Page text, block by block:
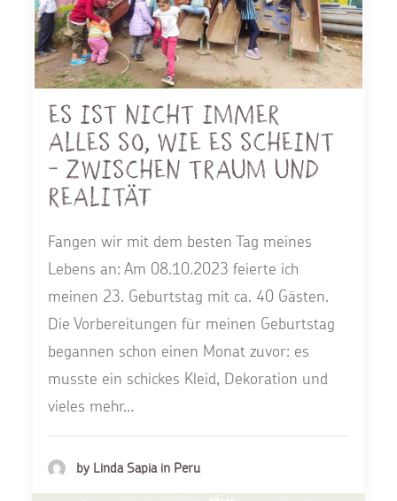
Es ist nicht immer
alles so, wie es scheint
- Zwischen Traum und
Realität
Fangen wir mit dem besten Tag meines
Lebens an: Am 08.10.2023 feierte ich
meinen 23. Geburtstag mit ca. 40 Gästen.
Die Vorbereitungen für meinen Geburtstag
begannen schon einen Monat zuvor: es
musste ein schickes Kleid, Dekoration und
vieles mehr…
by Linda Sapia in Peru